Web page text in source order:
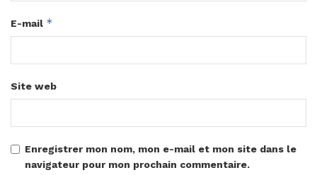
E-mail *
Site web
Enregistrer mon nom, mon e-mail et mon site dans le
navigateur pour mon prochain commentaire.